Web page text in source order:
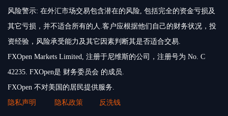
风险警示: 在外汇市场交易包含潜在的风险, 包括完全的资金亏损及
其它亏损，并不适合所有的人.客户应根据他们自己的财务状况，投
资经验，风险承受能力及其它因素判断其是否适合交易.
FXOpen Markets Limited, 注册于尼维斯的公司，注册号为 No. C
42235. FXOpen是 财务委员会 的成员.
FXOpen 不对美国的居民提供服务.
隐私声明
隐私政策 反洗钱